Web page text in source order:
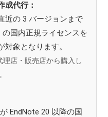
成代行：
近の 3 バージョンまで
の国内正規ライセンスを
対象となります。
理店・販売店から購入し
EndNote 20 以降の国